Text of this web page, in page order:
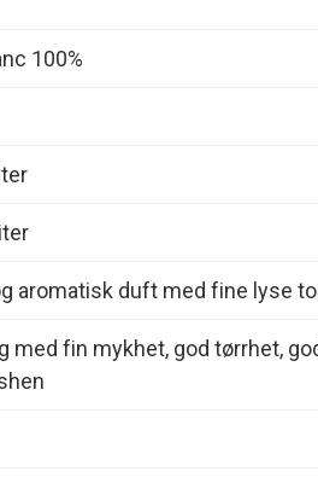
100%
aromatisk duft med fine lyse
med fin mykhet, god tørrhet,